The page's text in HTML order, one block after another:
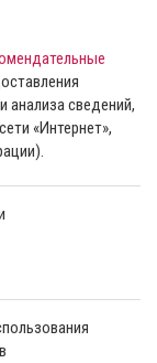
анализа сведений,
«Интернет»,